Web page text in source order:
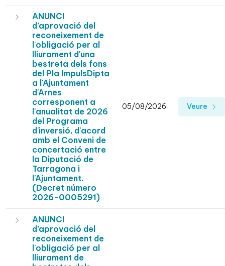
ANUNCI
d’aprovació del
reconeixement de
l'obligació per al
lliurament d'una
bestreta dels fons
del Pla ImpulsDipta
a l'Ajuntament
d'Arnes
corresponent a
l'anualitat de 2026
del Programa
d'inversió, d'acord
amb el Conveni de
concertació entre
la Diputació de
Tarragona i
l'Ajuntament.
(Decret número
2026-0005291)
05/08/2026 Veure
ANUNCI
d’aprovació del
reconeixement de
l'obligació per al
lliurament de